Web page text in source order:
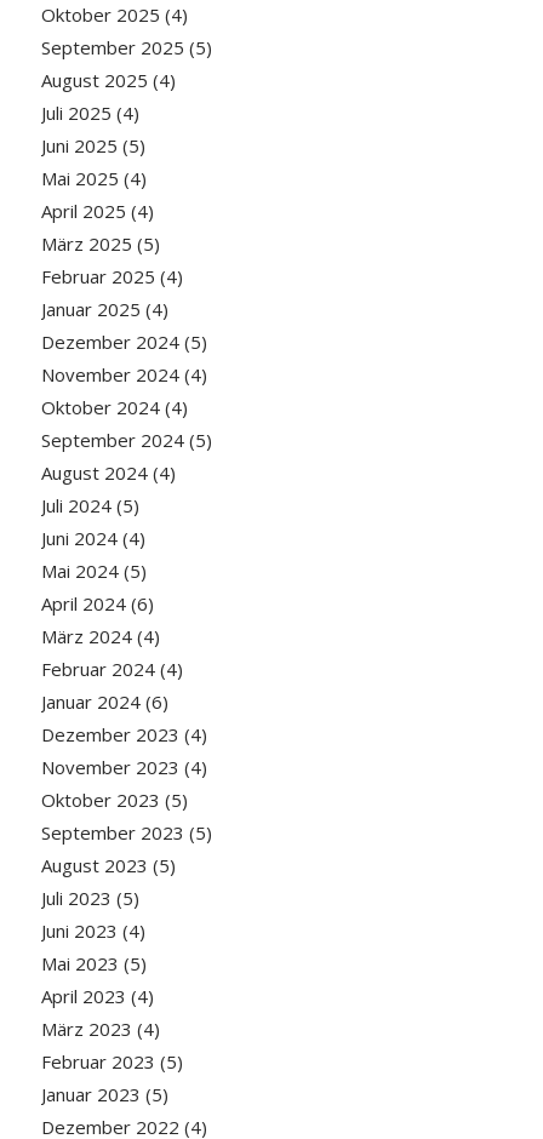
Oktober 2025 (4)
September 2025 (5)
August 2025 (4)
Juli 2025 (4)
Juni 2025 (5)
Mai 2025 (4)
April 2025 (4)
März 2025 (5)
Februar 2025 (4)
Januar 2025 (4)
Dezember 2024(5)
November 2024(4)
Oktober 2024(4)
September 2024(5)
August 2024(4)
Juli 2024(5)
Juni 2024(4)
Mai 2024(5)
April 2024(6)
März 2024(4)
Februar 2024(4)
Januar 2024(6)
Dezember 2023 (4)
November 2023 (4)
Oktober 2023 (5)
September 2023 (5)
August 2023 (5)
Juli 2023 (5)
Juni 2023 (4)
Mai 2023 (5)
April 2023 (4)
März 2023 (4)
Februar 2023 (5)
Januar 2023 (5)
Dezember 2022 (4)